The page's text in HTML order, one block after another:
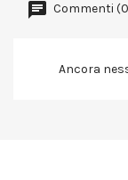
Commenti
Ancora